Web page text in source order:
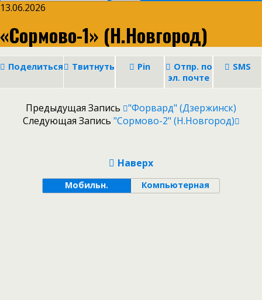
13.06.2026
«Сормово-1» (Н.Новгород)
Поделиться Твитнуть Pin
Отпр. по
эл. почте
SMS
Предыдущая Запись
"Форвард" (Дзержинск)
Следующая Запись "Сормово-2" (Н.Новгород)
Наверх
Мобильн. Компьютерная